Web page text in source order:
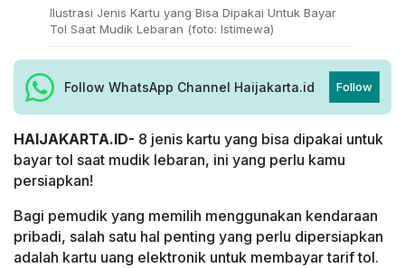
Ilustrasi Jenis Kartu yang Bisa Dipakai Untuk Bayar
Tol Saat Mudik Lebaran (foto: Istimewa)
Follow WhatsApp Channel Haijakarta.id Follow
HAIJAKARTA.ID- 8 jenis kartu yang bisa dipakai untuk
bayar tol saat mudik lebaran, ini yang perlu kamu
persiapkan!
Bagi pemudik yang memilih menggunakan kendaraan
pribadi, salah satu hal penting yang perlu dipersiapkan
adalah kartu uang elektronik untuk membayar tarif tol.